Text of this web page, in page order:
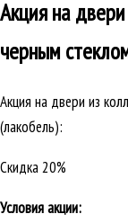
Акция на
черным
Акция на двери из
(лакобель):
Скидка 20%
Условия акции: